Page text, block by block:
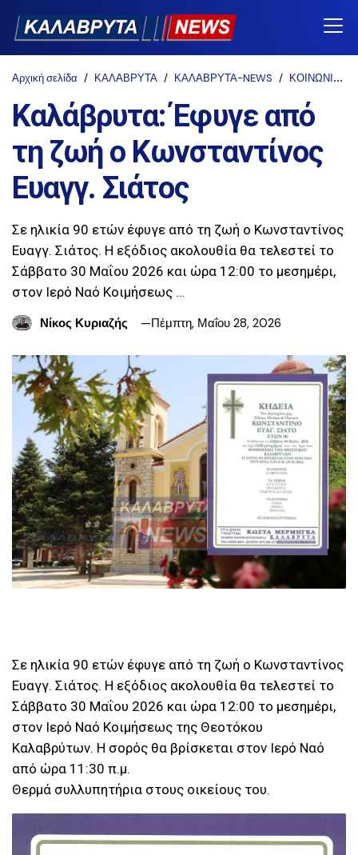
Αρχική σελίδα ΚΑΛΑΒΡΥΤΑ ΚΑΛΑΒΡΥΤΑ-NEWS ΚΟΙΝΩΝΙΚΑ
Καλάβρυτα: Έφυγε από
τη ζωή ο Κωνσταντίνος
Ευαγγ. Σιάτος
Σε ηλικία 90 ετών έφυγε από τη ζωή ο Κωνσταντίνος
Ευαγγ. Σιάτος. Η εξόδιος ακολουθία θα τελεστεί το
Σάββατο 30 Μαΐου 2026 και ώρα 12:00 το μεσημέρι,
στον Ιερό Ναό Κοιμήσεως …
Νίκος Κυριαζής
Πέμπτη, Μαΐου 28, 2026
Σε ηλικία 90 ετών έφυγε από τη ζωή ο Κωνσταντίνος
Ευαγγ. Σιάτος. Η εξόδιος ακολουθία θα τελεστεί το
Σάββατο 30 Μαΐου 2026 και ώρα 12:00 το μεσημέρι,
στον Ιερό Ναό Κοιμήσεως της Θεοτόκου
Καλαβρύτων. Η σορός θα βρίσκεται στον Ιερό Ναό
από ώρα 11:30 π.μ.
Θερμά συλλυπητήρια στους οικείους του.